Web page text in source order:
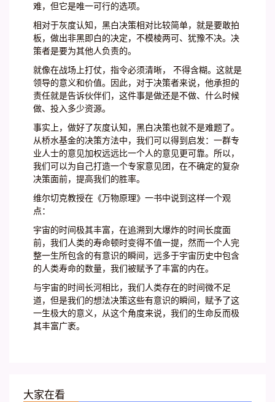
难，但它是唯一可行的选项。
相对于灰度认知，黑白决策相对比较简单，就是要敢拍
板，做出非黑即白的决定，不模棱两可、犹豫不决。决
策者是要为其他人负责的。
就像在战场上打仗，指令必须清晰， 不得含糊。这就是
领导的意义和价值。因此，对于决策者来说，他承担的
责任就是告诉伙伴们，这件事是做还是不做、什么时候
做、投入多少资源。
事实上，做好了灰度认知，黑白决策也就不是难题了。
从桥水基金的决策方法中，我们可以得到启发：一群专
业人士的意见加权远远比一个人的意见更可靠。所以，
我们可以为自己打造一个专家意见团，在不确定的复杂
决策面前，提高我们的胜率。
维尔切克教授在《万物原理》一书中说到这样一个观
点：
宇宙的时间极其丰富，在追溯到大爆炸的时间长度面
前，我们人类的寿命顿时变得不值一提，然而一个人完
整一生所包含的有意识的瞬间，远多于宇宙历史中包含
的人类寿命的数量，我们被赋予了丰富的内在。
与宇宙的时间长河相比，我们人类存在的时间微不足
道，但是我们的想法决策这些有意识的瞬间，赋予了这
一生极大的意义，从这个角度来说，我们的生命反而极
其丰富广袤。
大家在看